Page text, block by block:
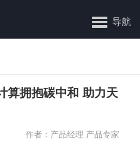
导航
算拥抱碳中和 助力天
作者：产品经理 产品专家